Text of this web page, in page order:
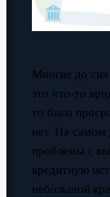
Многие до
это что-то
то была
нет. На самом
проблемы с
кредитную
небольшой